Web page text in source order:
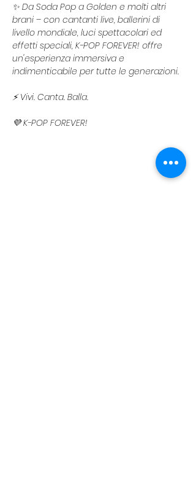
✨ Da Soda Pop a Golden e molti altri
brani – con cantanti live, ballerini di
livello mondiale, luci spettacolari ed
effetti speciali, K-POP FOREVER! offre
un'esperienza immersiva e
indimenticabile per tutte le generazioni.
⚡ Vivi. Canta. Balla.
💜 K-POP FOREVER!